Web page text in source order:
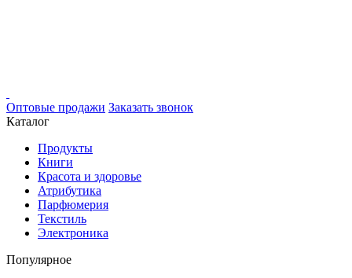
Оптовые продажи Заказать звонок
Каталог
Продукты
Книги
Красота и здоровье
Атрибутика
Парфюмерия
Текстиль
Электроника
Популярное